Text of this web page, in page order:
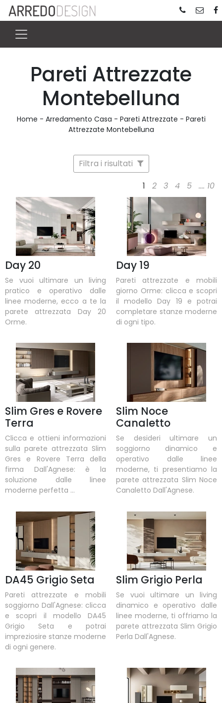
Pareti Attrezzate
Montebelluna
Home - Arredamento Casa - Pareti Attrezzate - Pareti
Attrezzate Montebelluna
Filtra i risultati
1
2 3 4 5 .... 10
Day 20
Se vuoi ultimare un living
pratico e operativo dalle
linee moderne, ecco a te la
parete attrezzata Day 20
Orme.
Day 19
Pareti attrezzate e mobili
giorno Orme: clicca e scopri
il modello Day 19 e potrai
completare stanze moderne
di ogni tipo.
Slim Gres e Rovere
Terra
Clicca e ottieni informazioni
sulla parete attrezzata Slim
Gres e Rovere Terra della
firma Dall'Agnese: è la
soluzione dalle linee
moderne perfetta ...
Slim Noce
Canaletto
Se desideri ultimare un
soggiorno dinamico e
operativo dalle linee
moderne, ti presentiamo la
parete attrezzata Slim Noce
Canaletto Dall'Agnese.
DA45 Grigio Seta
Pareti attrezzate e mobili
soggiorno Dall'Agnese: clicca
e scopri il modello DA45
Grigio Seta e potrai
impreziosire stanze moderne
di ogni genere.
Slim Grigio Perla
Se vuoi ultimare un living
dinamico e operativo dalle
linee moderne, ti offriamo la
parete attrezzata Slim Grigio
Perla Dall'Agnese.